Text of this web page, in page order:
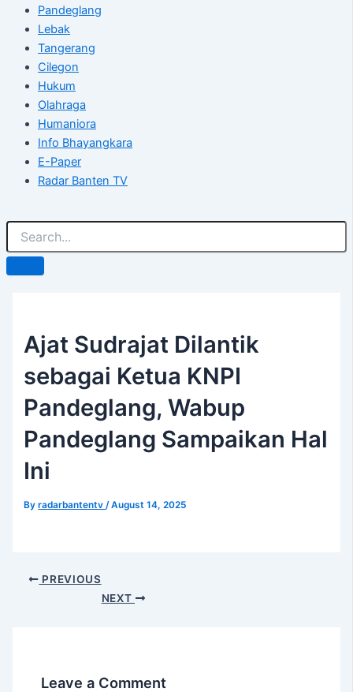
Pandeglang
Lebak
Tangerang
Cilegon
Hukum
Olahraga
Humaniora
Info Bhayangkara
E-Paper
Radar Banten TV
Ajat Sudrajat Dilantik
sebagai Ketua KNPI
Pandeglang, Wabup
Pandeglang Sampaikan Hal
Ini
Byradarbantentv/August 14, 2025
PREVIOUS
NEXT
Leave a Comment